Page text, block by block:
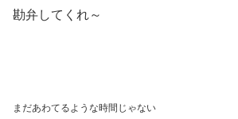
勘弁してくれ～
まだあわてるような時間じゃない